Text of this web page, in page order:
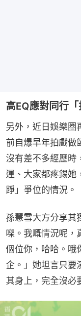
高EQ應對同行
另外，近日娛樂圈
前自爆早年拍戲做
沒有差不多經歷時
運、大家都疼錫她
踭」爭位的情況。
孫慧雪大方分享其
㗎。我嘅情況呢，
個位你，哈哈。哦
企。」她坦言只要
其身上，完全沒必